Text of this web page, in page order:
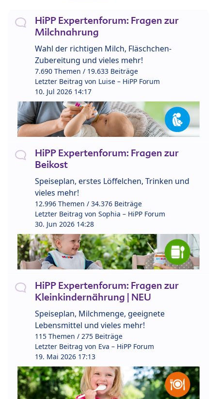
HiPP Expertenforum: Fragen zur
Milchnahrung
Wahl der richtigen Milch, Fläschchen-
Zubereitung und vieles mehr!
7.690 Themen / 19.633 Beiträge
Letzter Beitrag von Luise – HiPP Forum
10. Jul 2026 14:17
HiPP Expertenforum: Fragen zur
Beikost
Speiseplan, erstes Löffelchen, Trinken und
vieles mehr!
12.996 Themen / 34.376 Beiträge
Letzter Beitrag von Sophia – HiPP Forum
30. Jun 2026 14:28
HiPP Expertenforum: Fragen zur
Kleinkindernährung | NEU
Speiseplan, Milchmenge, geeignete
Lebensmittel und vieles mehr!
115 Themen / 275 Beiträge
Letzter Beitrag von Eva – HiPP Forum
19. Mai 2026 17:13